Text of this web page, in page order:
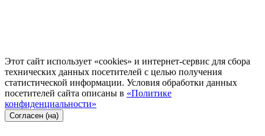
Этот сайт использует «cookies» и интернет-сервис для сбора
технических данных посетителей с целью получения
статистической информации. Условия обработки данных
посетителей сайта описаны в «Политике
конфиденциальности»
Согласен (на)